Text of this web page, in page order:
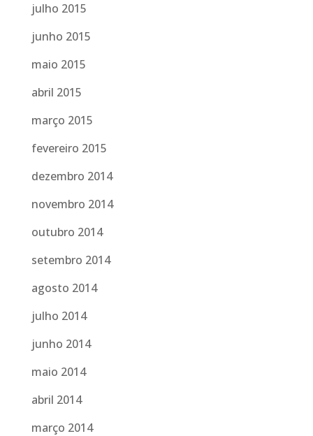
julho 2015
junho 2015
maio 2015
abril 2015
março 2015
fevereiro 2015
dezembro 2014
novembro 2014
outubro 2014
setembro 2014
agosto 2014
julho 2014
junho 2014
maio 2014
abril 2014
março 2014